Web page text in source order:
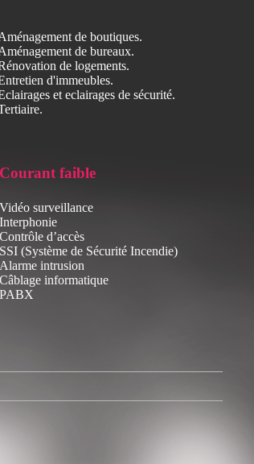
de boutiques.
de bureaux.
de logements.
d'immeubles.
et eclairages de sécurité.
Courant faible
Vidéo surveillance
Interphonie
Contrôle d’accès
SSI (Système de Sécurité Incendie)
Alarme intrusion
Câblage informatique
PABX